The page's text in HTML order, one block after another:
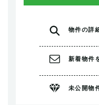
物件の詳
新着物件
未公開物